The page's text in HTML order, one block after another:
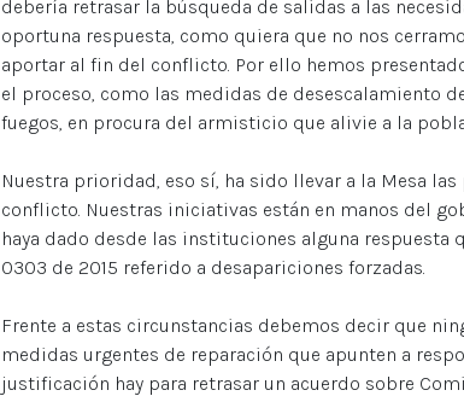
debería retrasar la búsqueda de salidas a las
oportuna respuesta, como quiera que no nos
aportar al fin del conflicto. Por ello hemos
el proceso, como las medidas de desescalamiento
fuegos, en procura del armisticio que alivie a la
Nuestra prioridad, eso sí, ha sido llevar a la Mesa
conflicto. Nuestras iniciativas están en manos del
haya dado desde las instituciones alguna respuesta
0303 de 2015 referido a desapariciones forzadas.
Frente a estas circunstancias debemos decir que
medidas urgentes de reparación que apunten a
justificación hay para retrasar un acuerdo sobre